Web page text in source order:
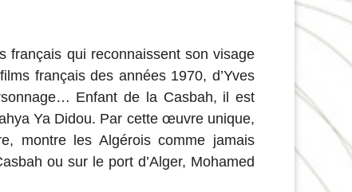
français qui reconnaissent son visage
français des années 1970, d’Yves
Enfant de la Casbah, il est
Ya Didou. Par cette œuvre unique,
montre les Algérois comme jamais
ou sur le port d’Alger, Mohamed